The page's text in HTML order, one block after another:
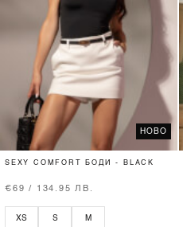
НОВО
SEXY COMFORT БОДИ - BLACK
€69 / 134.95 ЛВ.
XS S M